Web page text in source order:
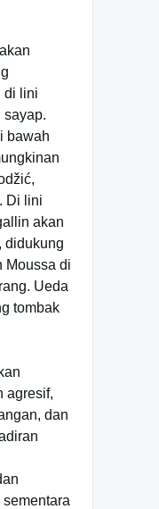
di lini
sayap.
bawah
Di lini
akan
didukung
Moussa di
Ueda
tombak
agresif,
dan